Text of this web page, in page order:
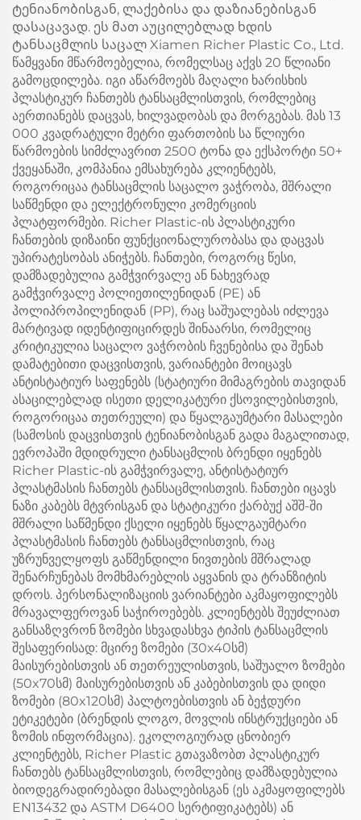
ტენიანობისგან, ლაქებისა და დაზიანებისგან
დასაცავად. ეს მათ აუცილებლად ხდის
ტანსაცმლის საცალ Xiamen Richer Plastic Co., Ltd.
წამყვანი მწარმოებელია, რომელსაც აქვს 20 წლიანი
გამოცდილება. იგი აწარმოებს მაღალი ხარისხის
პლასტიკურ ჩანთებს ტანსაცმლისთვის, რომლებიც
აერთიანებს დაცვას, ხილვადობას და მორგებას. მას 13
000 კვადრატული მეტრი ფართობის სა წლიური
წარმოების სიმძლავრით 2500 ტონა და ექსპორტი 50+
ქვეყანაში, კომპანია ემსახურება კლიენტებს,
როგორიცაა ტანსაცმლის საცალო ვაჭრობა, მშრალი
საწმენდი და ელექტრონული კომერციის
პლატფორმები. Richer Plastic-ის პლასტიკური
ჩანთების დიზაინი ფუნქციონალურობასა და დაცვას
უპირატესობას ანიჭებს. ჩანთები, როგორც წესი,
დამზადებულია გამჭვირვალე ან ნახევრად
გამჭვირვალე პოლიეთილენიდან (PE) ან
პოლიპროპილენიდან (PP), რაც საშუალებას იძლევა
მარტივად იდენტიფიცირდეს შინაარსი, რომელიც
კრიტიკულია საცალო ვაჭრობის ჩვენებისა და შენახ
დამატებითი დაცვისთვის, ვარიანტები მოიცავს
ანტისტატიურ საფენებს (სტატიური მიმაგრების თავიდან
ასაცილებლად ისეთი დელიკატური ქსოვილებისთვის,
როგორიცაა თეთრეული) და წყალგაუმტარი მასალები
(სამოსის დაცვისთვის ტენიანობისგან გადა მაგალითად,
ევროპაში მდიდრული ტანსაცმლის ბრენდი იყენებს
Richer Plastic-ის გამჭვირვალე, ანტისტატიურ
პლასტმასის ჩანთებს ტანსაცმლისთვის. ჩანთები იცავს
ნაზი კაბებს მტვრისგან და სტატიკური ქარბუქ აშშ-ში
მშრალი საწმენდი ქსელი იყენებს წყალგაუმტარი
პლასტმასის ჩანთებს ტანსაცმლისთვის, რაც
უზრუნველყოფს გაწმენდილი ნივთების მშრალად
შენარჩუნებას მომხმარებლის აყვანის და ტრანზიტის
დროს. პერსონალიზაციის ვარიანტები აკმაყოფილებს
მრავალფეროვან საჭიროებებს. კლიენტებს შეუძლიათ
განსაზღვრონ ზომები სხვადასხვა ტიპის ტანსაცმლის
შესაფერისად: მცირე ზომები (30x40სმ)
მაისურებისთვის ან თეთრეულისთვის, საშუალო ზომები
(50x70სმ) მაისურებისთვის ან კაბებისთვის და დიდი
ზომები (80x120სმ) პალტოებისთვის ან ბეჭდური
ეტიკეტები (ბრენდის ლოგო, მოვლის ინსტრუქციები ან
ზომის ინფორმაცია). ეკოლოგიურად ცნობიერ
კლიენტებს, Richer Plastic გთავაზობთ პლასტიკურ
ჩანთებს ტანსაცმლისთვის, რომლებიც დამზადებულია
ბიოდეგრადირებადი მასალებისგან (ეს აკმაყოფილებს
EN13432 და ASTM D6400 სერტიფიკატებს) ან